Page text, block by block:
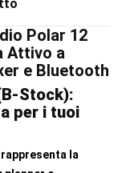
Polar 12
Attivo a
e Bluetooth
Stock):
per i tuoi
rappresenta la